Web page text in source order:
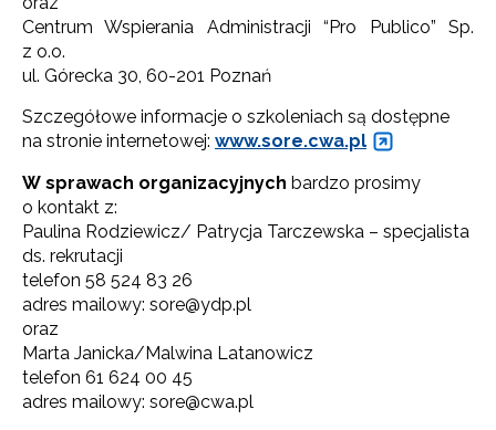
Centrum Wspierania Administracji “Pro Publico” Sp.
z o.o.
ul. Górecka 30, 60-201 Poznań
Szczegółowe informacje o szkoleniach są dostępne
na stronie internetowej: www.sore.cwa.pl
W sprawach organizacyjnych bardzo prosimy
o kontakt z:
Paulina Rodziewicz/ Patrycja Tarczewska – specjalista
ds. rekrutacji
telefon 58 524 83 26
adres mailowy: sore@ydp.pl
oraz
Marta Janicka/Malwina Latanowicz
telefon 61 624 00 45
adres mailowy: sore@cwa.pl
Newsletter ORE
Zapisz się i bądź na bieżąco z najnowszymi
informacjami
o szkoleniach i programach.
Adres e-mail: